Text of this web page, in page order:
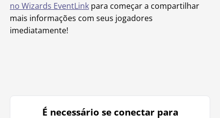
no Wizards EventLink para começar a compartilhar
mais informações com seus jogadores
imediatamente!
É necessário se conectar para